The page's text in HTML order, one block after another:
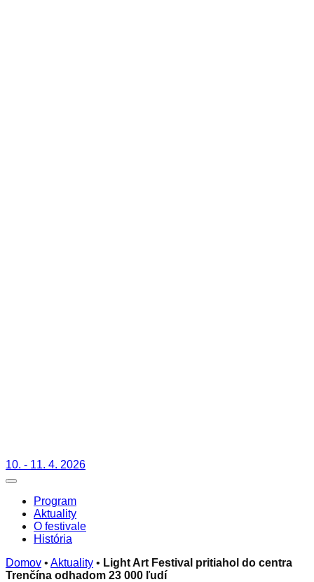
10. - 11. 4. 2026
Toggle navigation
Program
Aktuality
O festivale
História
Domov • Aktuality • Light Art Festival pritiahol do centra
Trenčína odhadom 23 000 ľudí